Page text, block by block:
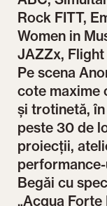
Rock FITT,
Women in
JAZZx, Flight
Pe scena
cote maxime
și trotinetă,
peste 30 de
proiecții,
Begăi cu
„Acqua Forte